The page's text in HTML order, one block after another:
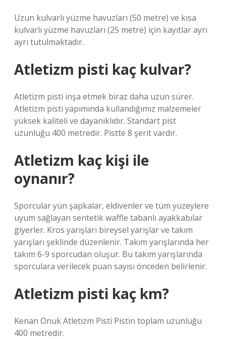
Uzun kulvarlı yüzme havuzları (50 metre) ve kısa
kulvarlı yüzme havuzları (25 metre) için kayıtlar ayrı
ayrı tutulmaktadır.
Atletizm pisti kaç kulvar?
Atletizm pisti inşa etmek biraz daha uzun sürer.
Atletizm pisti yapımında kullandığımız malzemeler
yüksek kaliteli ve dayanıklıdır. Standart pist
uzunluğu 400 metredir. Pistte 8 şerit vardır.
Atletizm kaç kişi ile
oynanır?
Sporcular yün şapkalar, eldivenler ve tüm yüzeylere
uyum sağlayan sentetik waffle tabanlı ayakkabılar
giyerler. Kros yarışları bireysel yarışlar ve takım
yarışları şeklinde düzenlenir. Takım yarışlarında her
takım 6-9 sporcudan oluşur. Bu takım yarışlarında
sporculara verilecek puan sayısı önceden belirlenir.
Atletizm pisti kaç km?
Kenan Onuk Atletizm Pisti Pistin toplam uzunluğu
400 metredir.